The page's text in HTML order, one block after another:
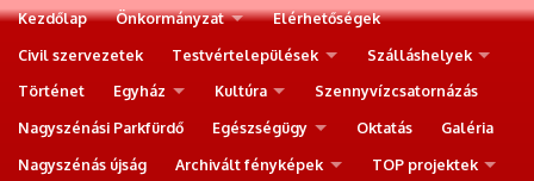
Kezdőlap Önkormányzat
Elérhetőségek
Civil szervezetek
Testvértelepülések
Szálláshelyek
Történet
Egyház Kultúra
Szennyvízcsatornázás
Nagyszénási Parkfürdő
Egészségügy Oktatás
Galéria
Nagyszénás újság
Archivált fényképek
TOP projektek